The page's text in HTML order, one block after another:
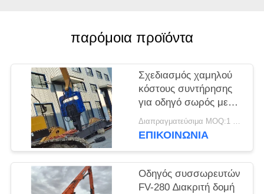
ΑΠΌΣΠΑΣΜΑ
SITEMAP
PRIVACY
POLICY
παρόμοια προϊόντα
Σχεδιασμός χαμηλού
κόστους συντήρησης
για οδηγό σωρός με
χαμηλό θόρυβο και
φιλική προς το
Διαπραγματεύσιμα MOQ:1 SET
ΕΠΙΚΟΙΝΩΝΙΑ
Οδηγός συσσωρευτών
FV-280 ∆ιακριτή δομή